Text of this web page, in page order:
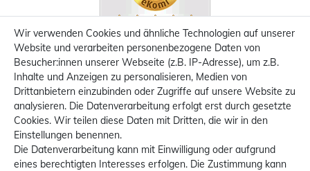
Wir verwenden Cookies und ähnliche Technologien auf unserer
Website und verarbeiten personenbezogene Daten von
Besucher:innen unserer Webseite (z.B. IP-Adresse), um z.B.
Inhalte und Anzeigen zu personalisieren, Medien von
Drittanbietern einzubinden oder Zugriffe auf unsere Website zu
analysieren. Die Datenverarbeitung erfolgt erst durch gesetzte
Cookies. Wir teilen diese Daten mit Dritten, die wir in den
Einstellungen benennen.
Die Datenverarbeitung kann mit Einwilligung oder aufgrund
eines berechtigten Interesses erfolgen. Die Zustimmung kann